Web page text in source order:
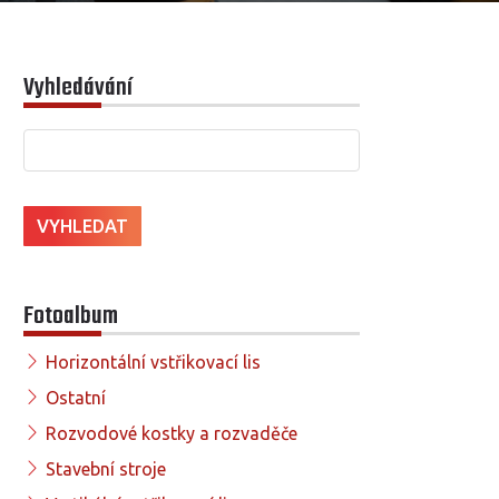
Vyhledávání
Fotoalbum
Horizontální vstřikovací lis
Ostatní
Rozvodové kostky a rozvaděče
Stavební stroje